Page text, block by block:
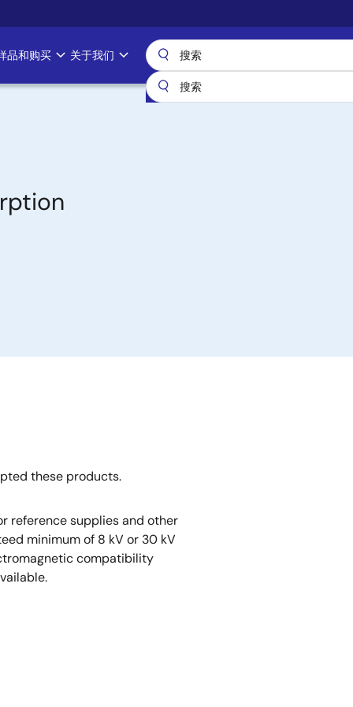
品和购买 关于我们
these products.
reference supplies and other
minimum of 8 kV or 30 kV
compatibility